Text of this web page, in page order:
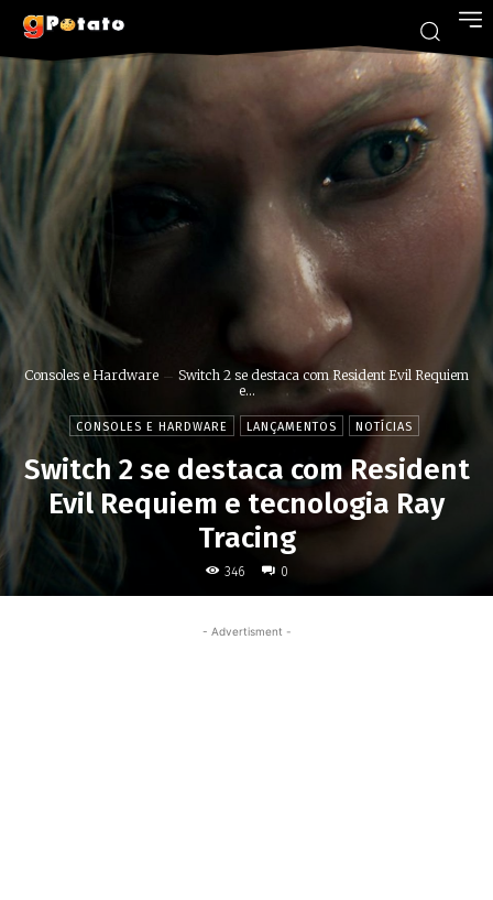
Consoles e Hardware
Switch 2 se destaca com Resident Evil Requiem
e...
CONSOLES E HARDWARE LANÇAMENTOS NOTÍCIAS
Switch 2 se destaca com Resident
Evil Requiem e tecnologia Ray
Tracing
346 0
- Advertisment -